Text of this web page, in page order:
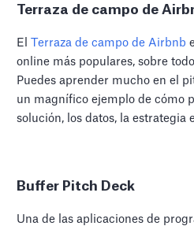
Terraza de campo de
ElTerraza de campo de Airbnb
online más populares, sobre
Puedes aprender mucho en el
un magnífico ejemplo de cómo
solución, los datos, la estrategia
Buffer Pitch Deck
Una de las aplicaciones de